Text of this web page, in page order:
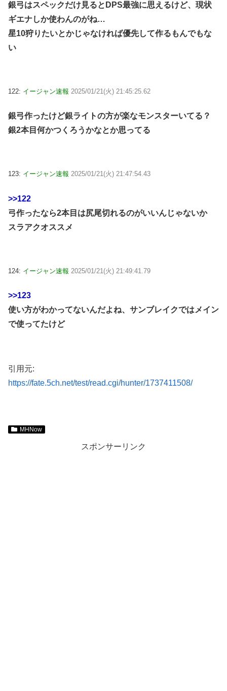
銀弓はスペックだけ見るとDPS最強に思えるけど、現状
ギエナしか使わんのがね…
星10狩りたいとかじゃなければ優先して作るもんでもな
い
122: イージャン速報 2025/01/21(火) 21:45:25.62
銀弓作ったけど銀ライトの方が楽なモンスターいてる？
銀2本目何かつくろうかなとか思ってる
123: イージャン速報 2025/01/21(火) 21:47:54.43
>>122
弓作ったなら2本目は尻尾切れるのがいいんじゃないか
スラアクオススメ
124: イージャン速報 2025/01/21(火) 21:49:41.79
>>123
使い方がわかってないんだよね、サンブレイクではメイン
で使ってたけど
引用元:
https://fate.5ch.net/test/read.cgi/hunter/1737411508/
MHNow
スポンサーリンク